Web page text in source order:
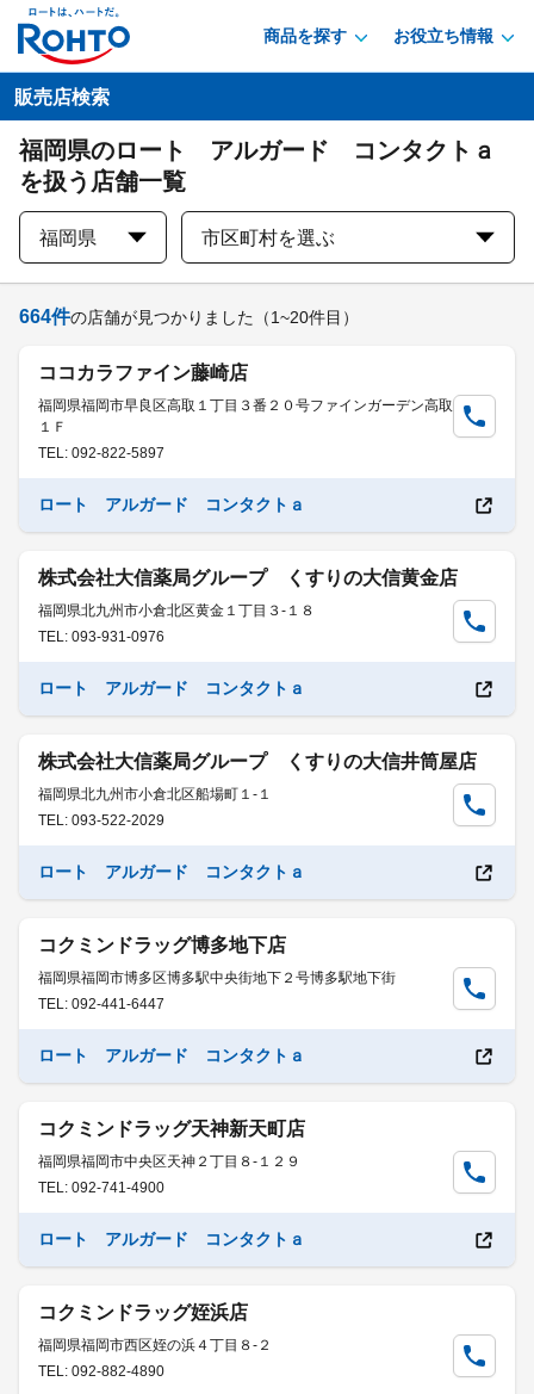
商品を探す お役立ち情報
販売店検索
福岡県のロート アルガード コンタクトａ
を扱う店舗一覧
福岡県 市区町村を選ぶ
664件の店舗が見つかりました （1~20件目）
ココカラファイン藤崎店
福岡県福岡市早良区高取１丁目３番２０号ファインガーデン高取
１Ｆ
TEL: 092-822-5897
ロート アルガード コンタクトａ
株式会社大信薬局グループ くすりの大信黄金店
福岡県北九州市小倉北区黄金１丁目３-１８
TEL: 093-931-0976
ロート アルガード コンタクトａ
株式会社大信薬局グループ くすりの大信井筒屋店
福岡県北九州市小倉北区船場町１-１
TEL: 093-522-2029
ロート アルガード コンタクトａ
コクミンドラッグ博多地下店
福岡県福岡市博多区博多駅中央街地下２号博多駅地下街
TEL: 092-441-6447
ロート アルガード コンタクトａ
コクミンドラッグ天神新天町店
福岡県福岡市中央区天神２丁目８-１２９
TEL: 092-741-4900
ロート アルガード コンタクトａ
コクミンドラッグ姪浜店
福岡県福岡市西区姪の浜４丁目８-２
TEL: 092-882-4890